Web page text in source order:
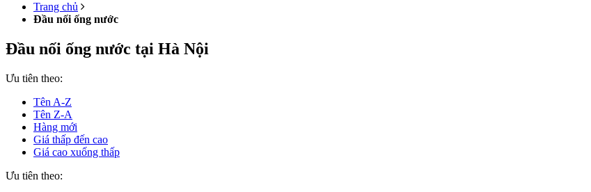
Trang chủ
Đầu nối ống nước
Đầu nối ống nước tại Hà Nội
Ưu tiên theo:
Tên A-Z
Tên Z-A
Hàng mới
Giá thấp đến cao
Giá cao xuống thấp
Ưu tiên theo: